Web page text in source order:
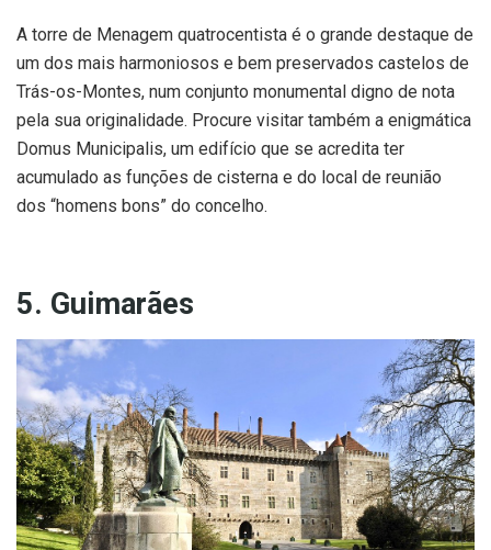
A torre de Menagem quatrocentista é o grande destaque de
um dos mais harmoniosos e bem preservados castelos de
Trás-os-Montes, num conjunto monumental digno de nota
pela sua originalidade. Procure visitar também a enigmática
Domus Municipalis, um edifício que se acredita ter
acumulado as funções de cisterna e do local de reunião
dos “homens bons” do concelho.
5. Guimarães